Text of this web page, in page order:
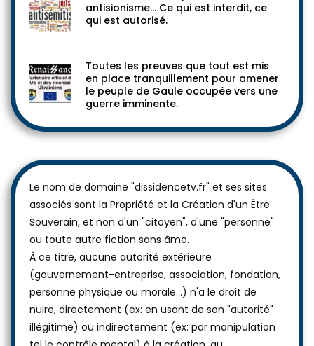
antisionisme… Ce qui est interdit, ce
qui est autorisé.
Toutes les preuves que tout est mis
en place tranquillement pour amener
le peuple de Gaule occupée vers une
guerre imminente.
Le nom de domaine "dissidencetv.fr" et ses sites
associés sont la Propriété et la Création d'un Être
Souverain, et non d'un "citoyen", d'une "personne"
ou toute autre fiction sans âme.
À ce titre, aucune autorité extérieure
(gouvernement-entreprise, association, fondation,
personne physique ou morale...) n'a le droit de
nuire, directement (ex: en usant de son "autorité"
illégitime) ou indirectement (ex: par manipulation